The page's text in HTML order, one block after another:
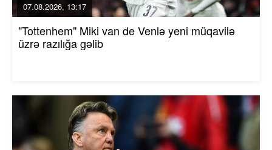
07.08.2026, 13:17
"Tottenhem" Miki van de Venlə yeni müqavilə
üzrə razılığa gəlib